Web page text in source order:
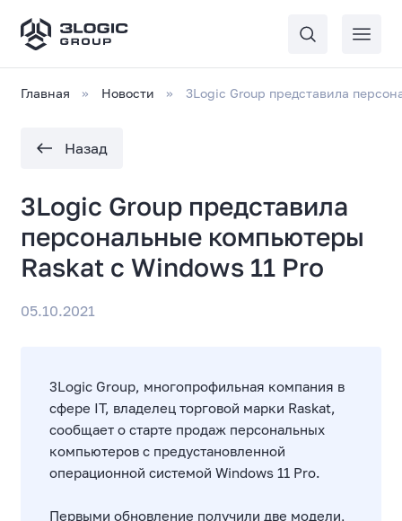
Главная Новости 3Logic Group представила
Назад
3Logic Group представила
персональные компьютеры
Raskat с Windows 11 Pro
05.10.2021
3Logic Group, многопрофильная компания в
сфере IT, владелец торговой марки Raskat,
сообщает о старте продаж персональных
компьютеров с предустановленной
операционной системой Windows 11 Pro.
Первыми обновление получили две модели,